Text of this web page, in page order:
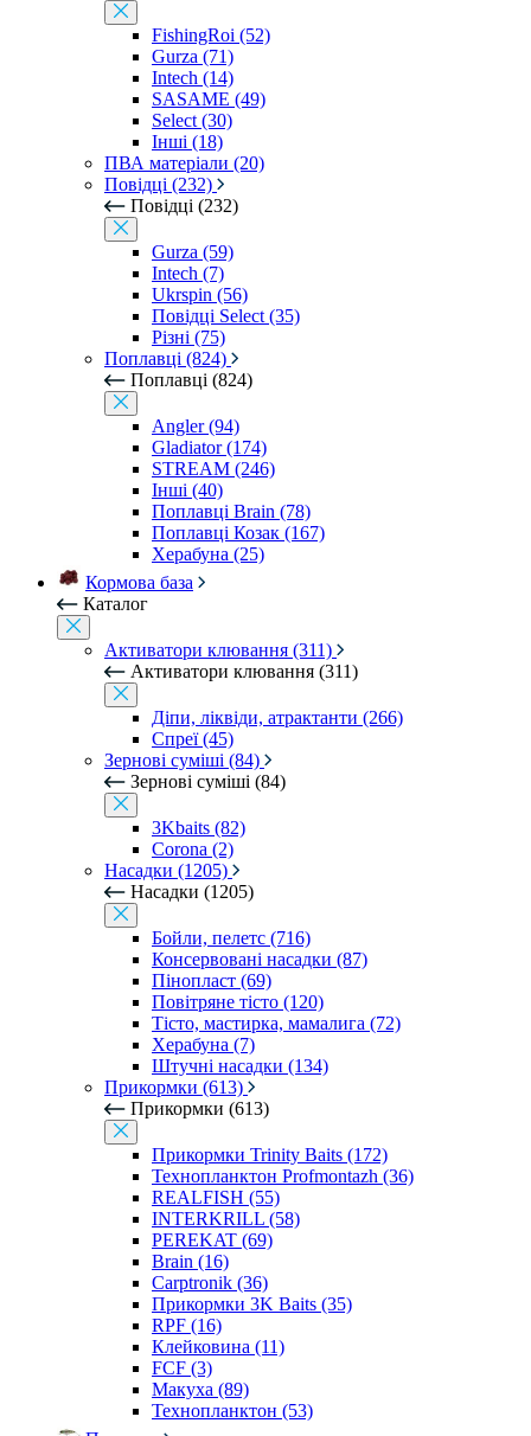
FishingRoi (52)
Gurza (71)
Intech (14)
SASAME (49)
Select (30)
Інші (18)
ПВА матеріали (20)
Повідці (232)
Повідці (232)
Gurza (59)
Intech (7)
Ukrspin (56)
Повідці Select (35)
Різні (75)
Поплавці (824)
Поплавці (824)
Angler (94)
Gladiator (174)
STREAM (246)
Інші (40)
Поплавці Brain (78)
Поплавці Козак (167)
Херабуна (25)
Кормова база
Каталог
Активатори клювання (311)
Активатори клювання (311)
Діпи, ліквіди, атрактанти (266)
Спреї (45)
Зернові суміші (84)
Зернові суміші (84)
3Kbaits (82)
Corona (2)
Насадки (1205)
Насадки (1205)
Бойли, пелетс (716)
Консервовані насадки (87)
Пінопласт (69)
Повітряне тісто (120)
Тісто, мастирка, мамалига (72)
Херабуна (7)
Штучні насадки (134)
Прикормки (613)
Прикормки (613)
Прикормки Trinity Baits (172)
Технопланктон Profmontazh (36)
REALFISH (55)
INTERKRILL (58)
PEREKAT (69)
Brain (16)
Carptronik (36)
Прикормки 3K Baits (35)
RPF (16)
Клейковина (11)
FCF (3)
Макуха (89)
Технопланктон (53)